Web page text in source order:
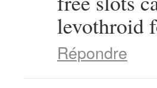
levothroid
Répondre